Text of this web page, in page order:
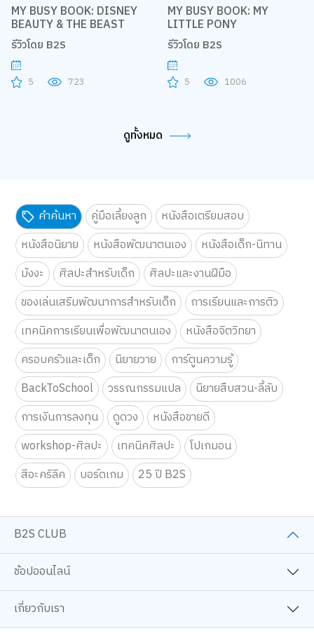
MY BUSY BOOK: DISNEY
BEAUTY & THE BEAST
รีวิวโดย B2S
5 723
MY BUSY BOOK: MY
LITTLE PONY
รีวิวโดย B2S
5 1006
ดูทั้งหมด
คำค้นหา คู่มือเลี้ยงลูก
หนังสือเตรียมสอบ
หนังสือนิยาย
หนังสือพัฒนาตนเอง
หนังสือเด็ก-นิทาน
มังงะ
ศิลปะสำหรับเด็ก
ศิลปะและงานฝีมือ
ของเล่นเสริมพัฒนาการสำหรับเด็ก
การเรียนและการติว
เทคนิคการเรียนเพื่อพัฒนาตนเอง
หนังสือจิตวิทยา
ครอบครัวและเด็ก
นิยายวาย
การ์ตูนความรู้
BackToSchool
วรรณกรรมแปล
นิยายสืบสวน-ลี้ลับ
การเงินการลงทุน
ดูดวง
หนังสือขายดี
workshop-ศิลปะ
เทคนิคศิลปะ
โปเกมอน
สีอะคริลิค
บอร์ดเกม 25 ปี B2S
B2S CLUB
ช้อปออนไลน์
เกี่ยวกับเรา